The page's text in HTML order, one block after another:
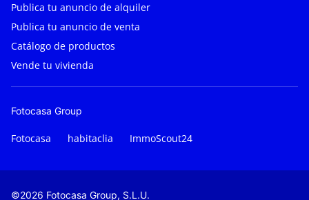
Publica tu anuncio de alquiler
Publica tu anuncio de venta
Catálogo de productos
Vende tu vivienda
Fotocasa Group
Fotocasa habitaclia ImmoScout24
©2026 Fotocasa Group, S.L.U.